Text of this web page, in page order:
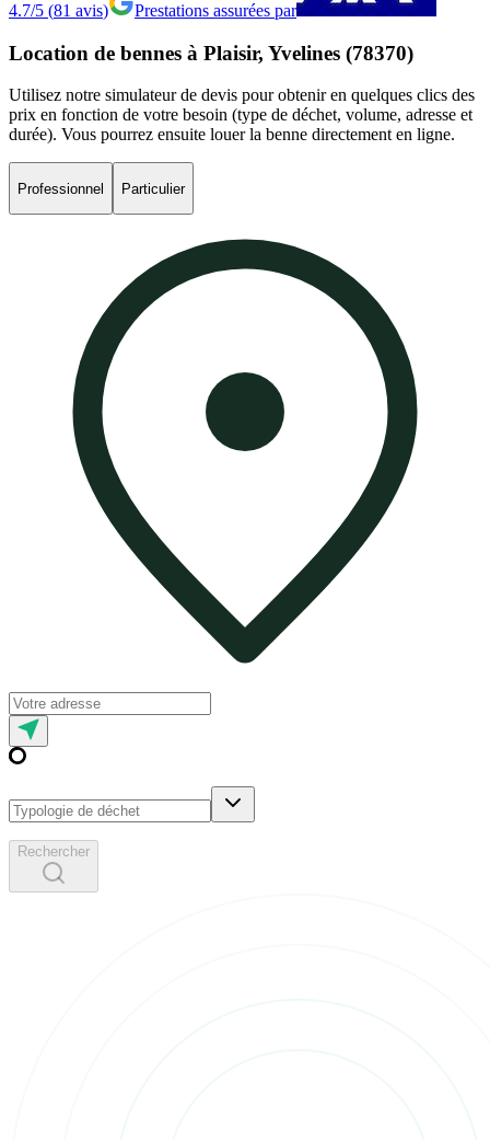
4.7/5 (81 avis) Prestations assurées par
Location de bennes à Plaisir, Yvelines (78370)
Utilisez notre simulateur de devis pour obtenir en quelques clics des
prix en fonction de votre besoin (type de déchet, volume, adresse et
durée). Vous pourrez ensuite louer la benne directement en ligne.
Professionnel Particulier
Rechercher